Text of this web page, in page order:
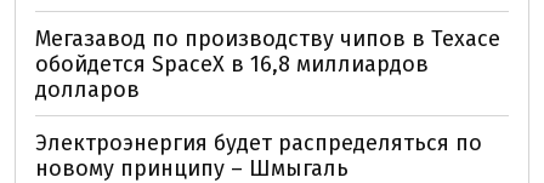
Мегазавод по производству чипов в Техасе
обойдется SpaceX в 16,8 миллиардов
долларов
Электроэнергия будет распределяться по
новому принципу – Шмыгаль